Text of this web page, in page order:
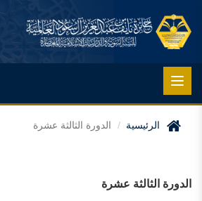
الرئيسية الدورة الثالثة عشرة
الدورة الثالثة عشرة